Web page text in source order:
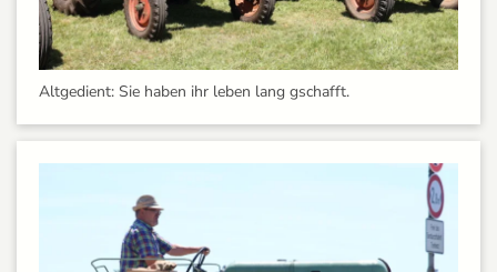
Altgedient: Sie haben ihr leben lang gschafft.